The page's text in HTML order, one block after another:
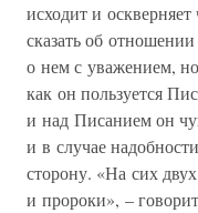
исходит и
сказать об
о нем с уважением,
как он пользуется
и над Писанием он
и в случае
сторону. «На сих двух
и пророки», –